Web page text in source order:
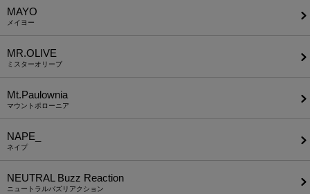
MAYO
メイヨー
MR.OLIVE
ミスターオリーブ
Mt.Paulownia
マウントポローニア
NAPE_
ネイプ
NEUTRAL Buzz Reaction
ニュートラルバズリアクション